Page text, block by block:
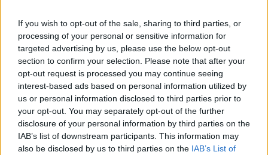
If you wish to opt-out of the sale, sharing to third parties, or
processing of your personal or sensitive information for
targeted advertising by us, please use the below opt-out
section to confirm your selection. Please note that after your
opt-out request is processed you may continue seeing
interest-based ads based on personal information utilized by
us or personal information disclosed to third parties prior to
your opt-out. You may separately opt-out of the further
disclosure of your personal information by third parties on the
IAB’s list of downstream participants. This information may
also be disclosed by us to third parties on the IAB’s List of